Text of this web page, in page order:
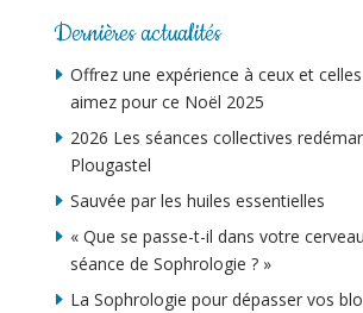
Dernières actualités
Offrez une expérience à ceux et
aimez pour ce Noël 2025
2026 Les séances collectives
Plougastel
Sauvée par les huiles essentielles
« Que se passe-t-il dans votre
séance de Sophrologie ? »
La Sophrologie pour dépasser vos